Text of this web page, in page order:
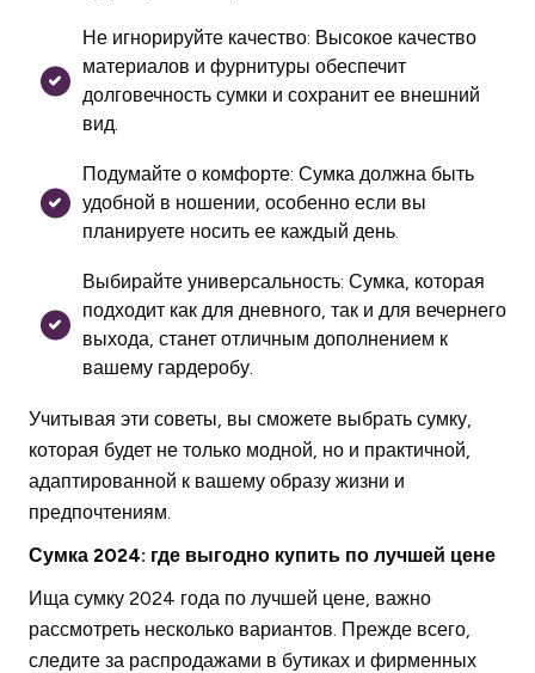
Не игнорируйте качество: Высокое качество
материалов и фурнитуры обеспечит
долговечность сумки и сохранит ее внешний
вид.
Подумайте о комфорте: Сумка должна быть
удобной в ношении, особенно если вы
планируете носить ее каждый день.
Выбирайте универсальность: Сумка, которая
подходит как для дневного, так и для вечернего
выхода, станет отличным дополнением к
вашему гардеробу.
Учитывая эти советы, вы сможете выбрать сумку,
которая будет не только модной, но и практичной,
адаптированной к вашему образу жизни и
предпочтениям.
Сумка 2024: где выгодно купить по лучшей цене
Ища сумку 2024 года по лучшей цене, важно
рассмотреть несколько вариантов. Прежде всего,
следите за распродажами в бутиках и фирменных